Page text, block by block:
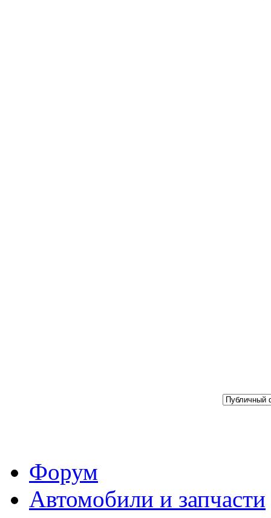
Форум
Автомобили и запчасти